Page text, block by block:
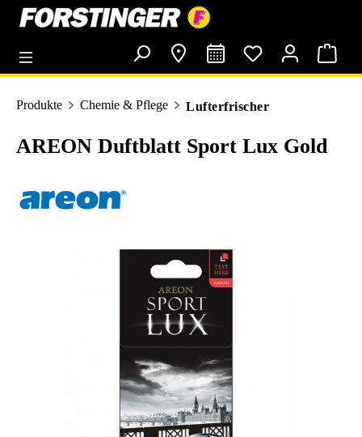
springen
Produkte Chemie & Pflege Lufterfrischer
AREON Duftblatt Sport Lux Gold
Bildergalerie überspringen